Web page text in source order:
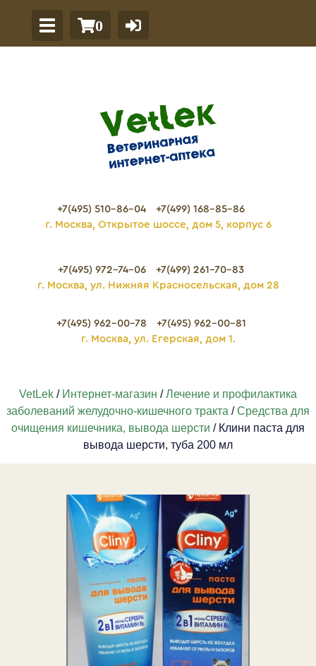
0
+7(495) 510-86-04
+7(499) 168-85-86
г. Москва, Открытое шоссе, дом 5, корпус 6
+7(495) 972-74-06
+7(499) 261-70-83
г. Москва, ул. Нижняя Красносельская, дом 28
+7(495) 962-00-78
+7(495) 962-00-81
г. Москва, ул. Егерская, дом 1.
VetLek / Интернет-магазин /Лечение и профилактика
заболеваний желудочно-кишечного тракта /Средства для
очищения кишечника, вывода шерсти / Клини паста для
вывода шерсти, туба 200 мл